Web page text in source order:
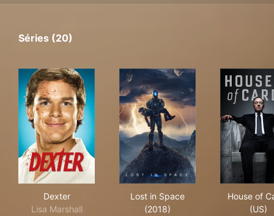
Séries (20)
Dexter
Lisa Marshall
Lost in Space
(2018)
House of
(US)